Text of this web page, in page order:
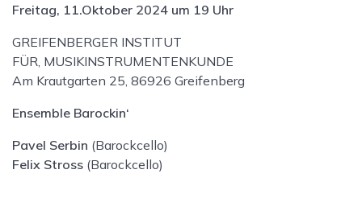
Freitag, 11.Oktober 2024 um 19 Uhr
GREIFENBERGER INSTITUT
FÜR, MUSIKINSTRUMENTENKUNDE
Am Krautgarten 25, 86926 Greifenberg
Ensemble Barockin‘
Pavel Serbin (Barockcello)
Felix Stross (Barockcello)